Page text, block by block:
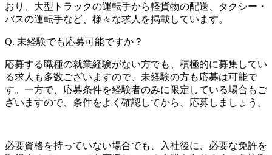
おり、大型トラックの運転手から軽貨物の配送、タクシー・
バスの運転手など、様々な求人を掲載しています。
Q. 未経験でも応募可能ですか？
応募する職種の就業経験がない方でも、積極的に募集してい
る求人も多数ございますので、未経験の方も応募は可能で
す。一方で、応募条件を経験者のみに限定している場合もご
ざいますので、条件をよく確認してから、応募しましょう。
必要資格を持っていない場合でも、入社後に、必要な免許を